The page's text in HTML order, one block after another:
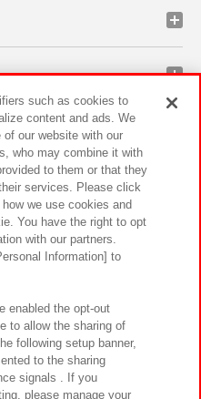
ティ サイトポリシー
クセシビリティ方針と検証結果
よくあるご質問・お問い合わせ
such as cookies to
content and ads. We
our website with our
who may combine it with
to them or that they
services. Please click
we use cookies and
You have the right to opt
with our partners.
Information] to
enabled the opt-out
to allow the sharing of
following setup banner,
to the sharing
signals . If you
please manage your